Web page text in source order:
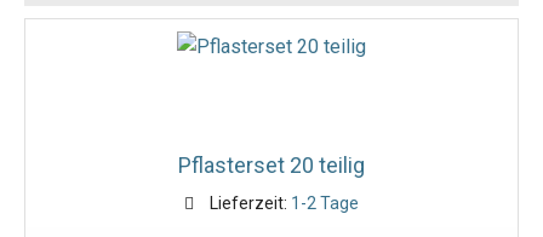
Pflasterset 20 teilig
Lieferzeit: 1-2 Tage